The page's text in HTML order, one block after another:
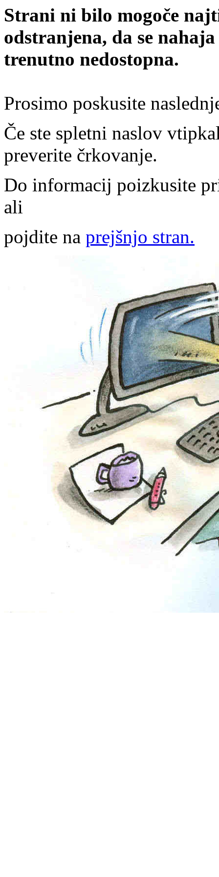
Strani ni bilo mogoče
odstranjena, da se
trenutno nedostopna.
Prosimo poskusite
Če ste spletni naslov
preverite črkovanje.
Do informacij poizkusite
ali
pojdite na prejšnjo stran.